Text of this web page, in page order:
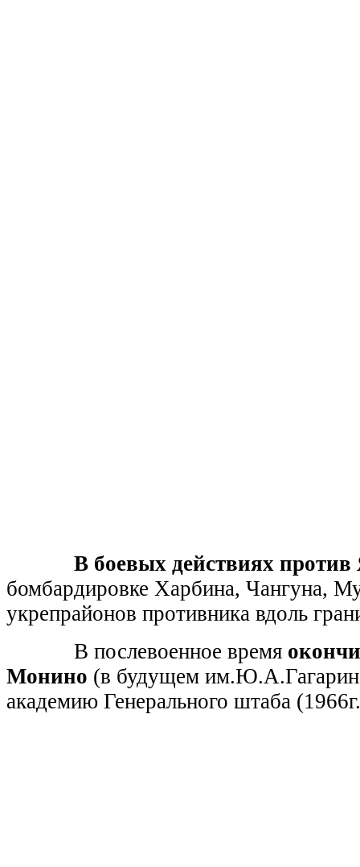
В боевых действиях
бомбардировке Харбина, Чангуна,
укрепрайонов противника вдоль
В послевоенное время
Монино (в будущем
академию Генерального штаба